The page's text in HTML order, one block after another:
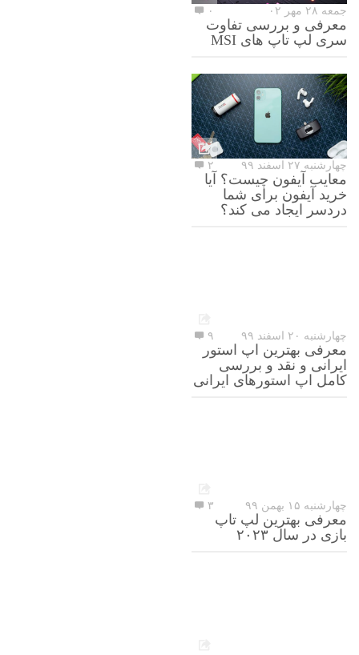
جمعه ۲۸ مهر ۰۲ ۰
معرفی و بررسی تفاوت
سری لپ تاپ های MSI
چهارشنبه ۲۷ اسفند ۹۹ ۲
معایب آیفون چیست؟ آیا
خرید آیفون برای شما
دردسر ایجاد می کند؟
چهارشنبه ۲۰ اسفند ۹۹ ۹
معرفی بهترین اپ استور
ایرانی و نقد و بررسی
کامل اپ استورهای ایرانی
چهارشنبه ۱۵ بهمن ۹۹ ۳
معرفی بهترین لپ تاپ
بازی در سال ۲۰۲۳